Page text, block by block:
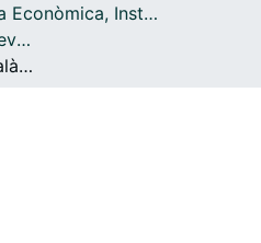
Navega per tot el DD
Com publicar
Història Econòmica, Institucions, Política i Economia Mundial
Articles publicats en revistes (Història Econòmica, Institucions, Política i Economia Mundial)
El regim senyorial català als segles XVI i XVII